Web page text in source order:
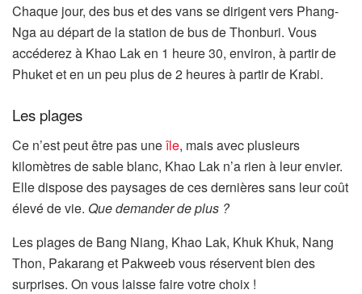
Chaque jour, des bus et des vans se dirigent vers Phang-
Nga au départ de la station de bus de Thonburi. Vous
accéderez à Khao Lak en 1 heure 30, environ, à partir de
Phuket et en un peu plus de 2 heures à partir de Krabi.
Les plages
Ce n’est peut être pas uneîle, mais avec plusieurs
kilomètres de sable blanc, Khao Lak n’a rien à leur envier.
Elle dispose des paysages de ces dernières sans leur coût
élevé de vie. Que demander de plus ?
Les plages de Bang Niang, Khao Lak, Khuk Khuk, Nang
Thon, Pakarang et Pakweeb vous réservent bien des
surprises. On vous laisse faire votre choix !